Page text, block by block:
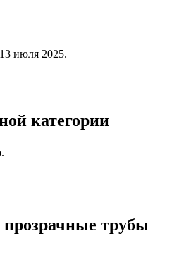
июля 2025.
категории
трубы